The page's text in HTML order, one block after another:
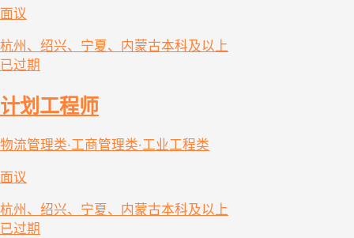
面议
杭州、绍兴、宁夏、内蒙古本科及以上
已过期
计划工程师
物流管理类·工商管理类·工业工程类
面议
杭州、绍兴、宁夏、内蒙古本科及以上
已过期